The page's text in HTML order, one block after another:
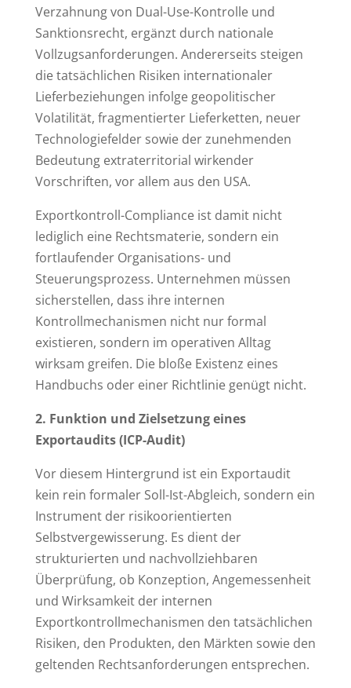
Verzahnung von Dual-Use-Kontrolle und
Sanktionsrecht, ergänzt durch nationale
Vollzugsanforderungen. Andererseits steigen
die tatsächlichen Risiken internationaler
Lieferbeziehungen infolge geopolitischer
Volatilität, fragmentierter Lieferketten, neuer
Technologiefelder sowie der zunehmenden
Bedeutung extraterritorial wirkender
Vorschriften, vor allem aus den USA.
Exportkontroll-Compliance ist damit nicht
lediglich eine Rechtsmaterie, sondern ein
fortlaufender Organisations- und
Steuerungsprozess. Unternehmen müssen
sicherstellen, dass ihre internen
Kontrollmechanismen nicht nur formal
existieren, sondern im operativen Alltag
wirksam greifen. Die bloße Existenz eines
Handbuchs oder einer Richtlinie genügt nicht.
2. Funktion und Zielsetzung eines
Exportaudits (ICP-Audit)
Vor diesem Hintergrund ist ein Exportaudit
kein rein formaler Soll-Ist-Abgleich, sondern ein
Instrument der risikoorientierten
Selbstvergewisserung. Es dient der
strukturierten und nachvollziehbaren
Überprüfung, ob Konzeption, Angemessenheit
und Wirksamkeit der internen
Exportkontrollmechanismen den tatsächlichen
Risiken, den Produkten, den Märkten sowie den
geltenden Rechtsanforderungen entsprechen.